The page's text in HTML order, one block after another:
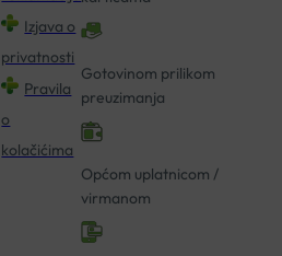
Izjava o
privatnosti
Pravila
o
kolačićima
Gotovinom prilikom
preuzimanja
Općom uplatnicom /
virmanom